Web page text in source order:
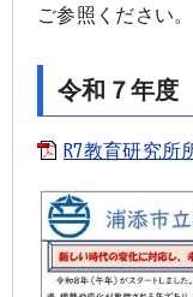
ご参照ください。
令和７年度
R7教育研究所